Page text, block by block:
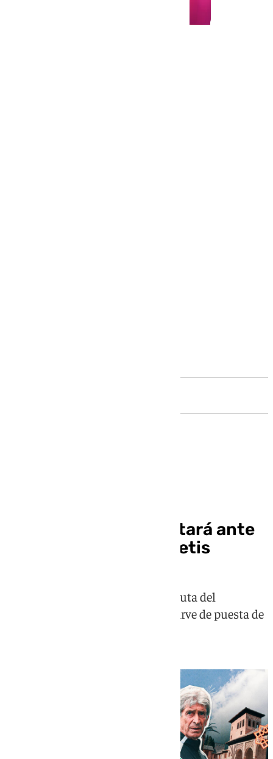
El Granada se presentará ante
su afición contra el Betis
El club rojiblanco anuncia la disputa del
tradicional trofeo veraniego que sirve de puesta de